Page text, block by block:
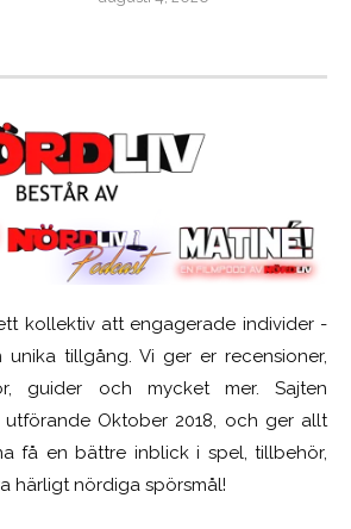
kollektiv att engagerade individer -
tillgång. Vi ger er recensioner,
guider och mycket mer. Sajten
Oktober 2018, och ger allt
få en bättre inblick i spel, tillbehör,
härligt nördiga spörsmål!